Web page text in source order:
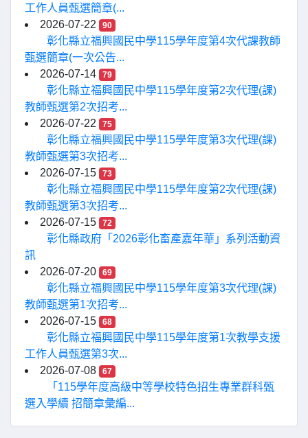
工作人員甄選簡章(...
2026-07-22
90
彰化縣立福興國民中學115學年度第4次代課教師
甄選簡章(一次公告...
2026-07-14
79
彰化縣立福興國民中學115學年度第2次代理(課)
教師甄選第2次招考...
2026-07-22
75
彰化縣立福興國民中學115學年度第3次代理(課)
教師甄選第3次招考...
2026-07-15
73
彰化縣立福興國民中學115學年度第2次代理(課)
教師甄選第3次招考...
2026-07-15
72
彰化縣政府「2026彰化畜產嘉年華」系列活動資
訊
2026-07-20
69
彰化縣立福興國民中學115學年度第3次代理(課)
教師甄選第1次招考...
2026-07-15
68
彰化縣立福興國民中學115學年度第1次教學支援
工作人員甄選第3次...
2026-07-08
67
「115學年度高級中等學校特色招生專業群科甄
選入學續 招簡章彙編...